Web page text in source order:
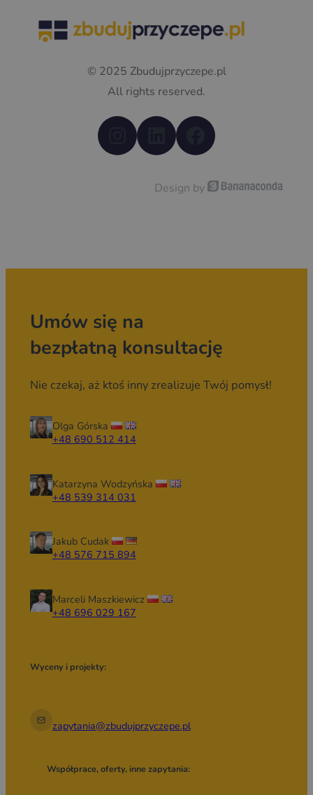
© 2025 Zbudujprzyczepe.pl
All rights reserved.
Design by
Umów się na
bezpłatną konsultację
Nie czekaj, aż ktoś inny zrealizuje Twój pomysł!
Olga Górska
+48 690 512 414
Katarzyna Wodzyńska
+48 539 314 031
Jakub Cudak
+48 576 715 894
Marceli Maszkiewicz
+48 696 029 167
Wyceny i projekty:
zapytania@zbudujprzyczepe.pl
Współprace, oferty, inne zapytania: